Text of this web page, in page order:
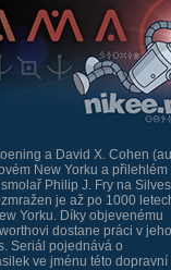
a David X. Cohen
New Yorku a přilehlém
Philip J. Fry na
je až po 1000
Yorku. Díky objevenému
dostane práci v
Seriál pojednává o
ve jménu této dopravní